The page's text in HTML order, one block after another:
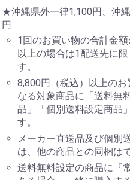
★沖縄県外一律1,100円、沖
円
1回のお買い物の合計金
以上の場合は1配送先に
す。
8,800円（税込）以上の
なる対象商品に「送料無
品」「個別送料設定商品
す。
メーカー直送品及び個別
は、他の商品との同梱は
送料無料設定の商品に『